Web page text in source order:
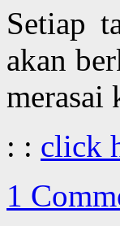
Setiap
akan
merasai
: : click
1